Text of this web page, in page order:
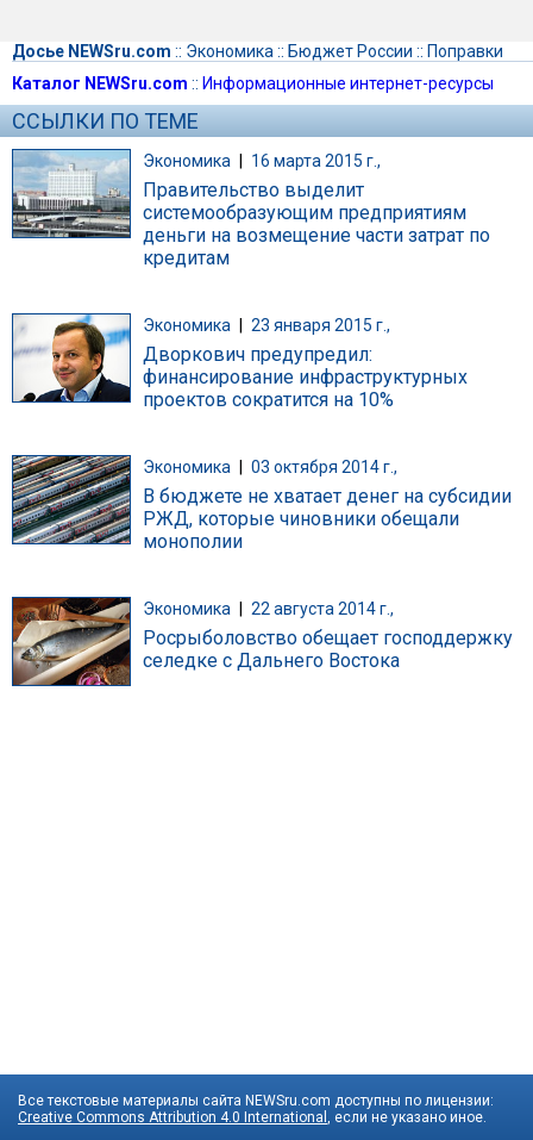
Досье NEWSru.com :: Экономика :: Бюджет России :: Поправки
Каталог NEWSru.com :: Информационные интернет-ресурсы
ССЫЛКИ ПО ТЕМЕ
Экономика | 16 марта 2015 г.,
Правительство выделит
системообразующим предприятиям
деньги на возмещение части затрат по
кредитам
Экономика 23 января 2015 г.,
Дворкович предупредил:
финансирование инфраструктурных
проектов сократится на 10%
Экономика 03 октября 2014 г.,
В бюджете не хватает денег на субсидии
РЖД, которые чиновники обещали
монополии
Экономика 22 августа 2014 г.,
Росрыболовство обещает господдержку
селедке с Дальнего Востока
Все текстовые материалы сайта NEWSru.com доступны по лицензии:
Creative Commons Attribution 4.0 International
, если не указано иное.